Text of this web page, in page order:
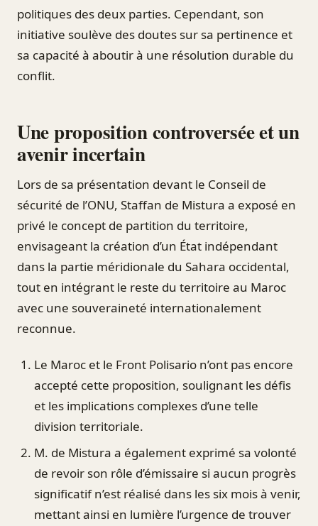
politiques des deux parties. Cependant, son
initiative soulève des doutes sur sa pertinence et
sa capacité à aboutir à une résolution durable du
conflit.
Une proposition controversée et un
avenir incertain
Lors de sa présentation devant le Conseil de
sécurité de l’ONU, Staffan de Mistura a exposé en
privé le concept de partition du territoire,
envisageant la création d’un État indépendant
dans la partie méridionale du Sahara occidental,
tout en intégrant le reste du territoire au Maroc
avec une souveraineté internationalement
reconnue.
Le Maroc et le Front Polisario n’ont pas encore
accepté cette proposition, soulignant les défis
et les implications complexes d’une telle
division territoriale.
M. de Mistura a également exprimé sa volonté
de revoir son rôle d’émissaire si aucun progrès
significatif n’est réalisé dans les six mois à venir,
mettant ainsi en lumière l’urgence de trouver